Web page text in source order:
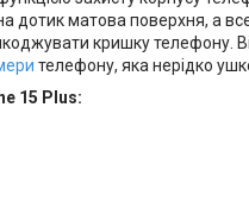
дотик матова поверхня, а
кришку телефону. Він
телефону, яка нерідко
15 Plus: